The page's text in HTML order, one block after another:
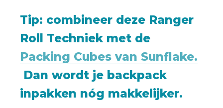
Tip: combineer deze Ranger
Roll Techniek met de
Packing Cubes van Sunflake.
Dan wordt je backpack
inpakken nóg makkelijker.